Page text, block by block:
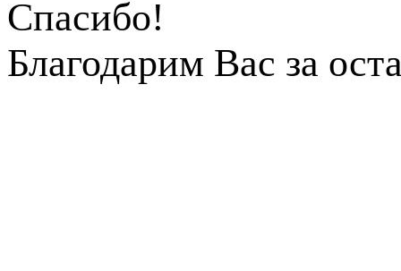
Спасибо!
Благодарим Вас за